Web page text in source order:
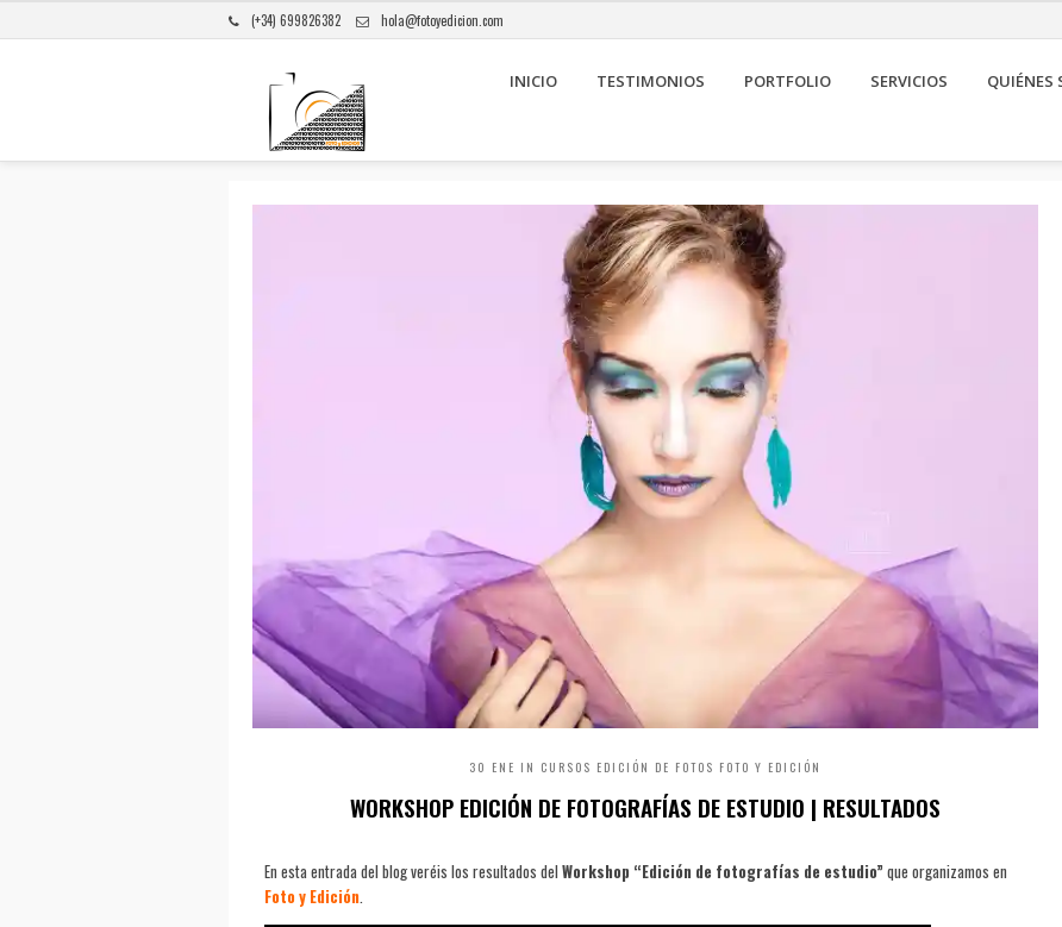
(+34) 699826382 hola@fotoyedicion.com
INICIO TESTIMONIOS PORTFOLIO SERVICIOS QUIÉNES
30 ENE IN CURSOS EDICIÓN DE FOTOS FOTO Y EDICIÓN
WORKSHOP EDICIÓN DE FOTOGRAFÍAS DE ESTUDIO | RESULTADOS
En esta entrada del blog veréis los resultados del Workshop “Edición de fotografías de estudio” que organizamos en
Foto y Edición